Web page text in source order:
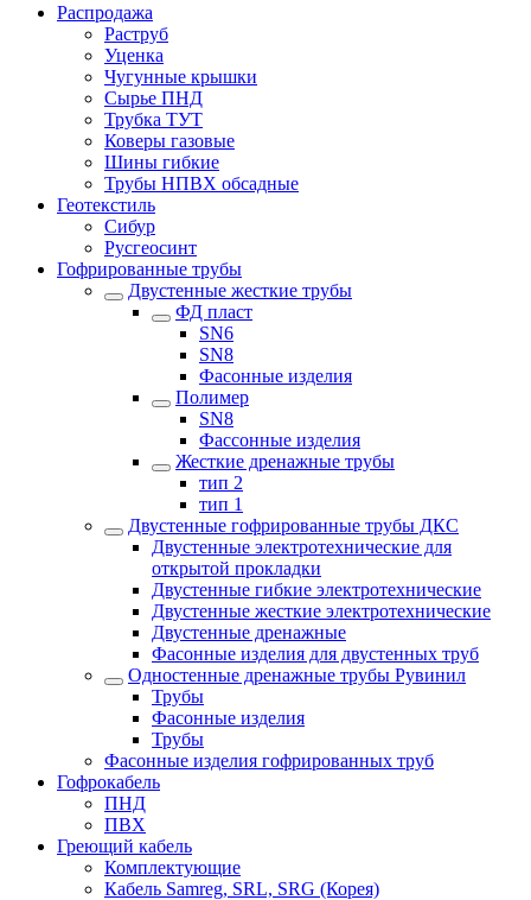
Распродажа
Раструб
Уценка
Чугунные крышки
Сырье ПНД
Трубка ТУТ
Коверы газовые
Шины гибкие
Трубы НПВХ обсадные
Геотекстиль
Сибур
Русгеосинт
Гофрированные трубы
Двустенные жесткие трубы
ФД пласт
SN6
SN8
Фасонные изделия
Полимер
SN8
Фассонные изделия
Жесткие дренажные трубы
тип 2
тип 1
Двустенные гофрированные трубы ДКС
Двустенные электротехнические для
открытой прокладки
Двустенные гибкие электротехнические
Двустенные жесткие электротехнические
Двустенные дренажные
Фасонные изделия для двустенных труб
Одностенные дренажные трубы Рувинил
Трубы
Фасонные изделия
Трубы
Фасонные изделия гофрированных труб
Гофрокабель
ПНД
ПВХ
Греющий кабель
Комплектующие
Кабель Samreg, SRL, SRG (Корея)